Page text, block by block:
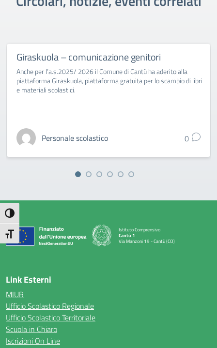
Attiva/disattiva alto contrasto
Attiva/disattiva dimensione testo
Giraskuola – comunicazione genitori
Anche per l’a.s.2025/ 2026 il Comune di Cantù ha aderito alla
piattaforma Giraskuola, piattaforma gratuita per lo scambio di libri
e materiali scolastici.
Personale scolastico 0
Istituto Comprensivo
Cantù 1
Via Manzoni 19 - Cantù (CO)
— Visita la pagina iniziale della scuola
Link Esterni
MIUR
Ufficio Scolastico Regionale
Ufficio Scolastico Territoriale
Scuola in Chiaro
Iscrizioni On Line